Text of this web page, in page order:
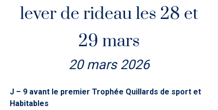
classement des 3 manches courues.
Poste Concorde, et précédait la désormais traditionnelle
Glissévolution dans une très chaleureuse ambiance.
Podium Wing Foil
1. Theotime Luneau
lever de rideau les 28 et
29 mars
20 mars 2026
J – 9 avant le premier Trophée Quillards de sport et
Habitables